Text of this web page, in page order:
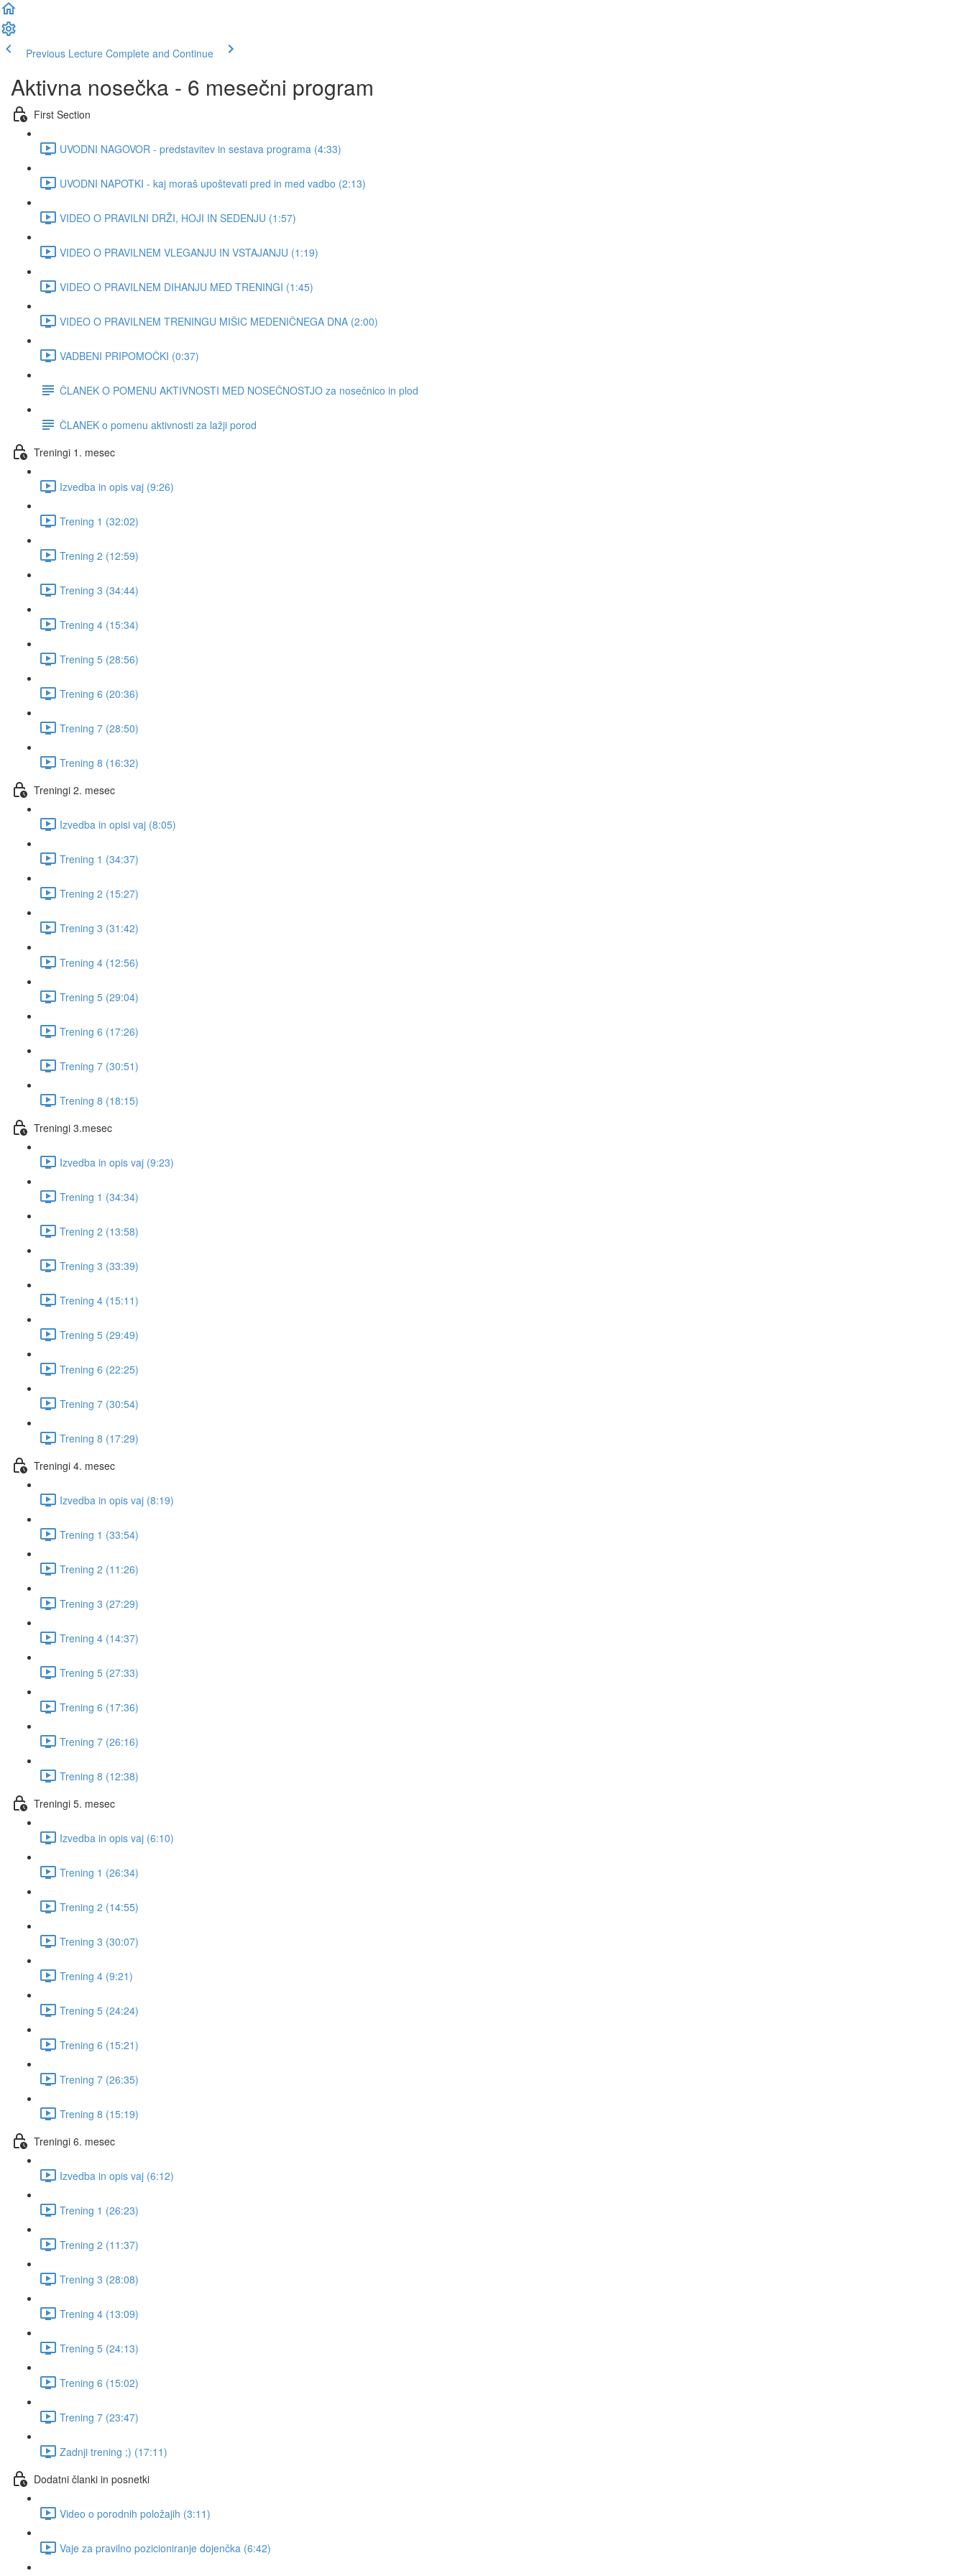
Previous Lecture Complete and Continue
Aktivna nosečka - 6 mesečni program
First Section
UVODNI NAGOVOR - predstavitev in sestava programa (4:33)
UVODNI NAPOTKI - kaj moraš upoštevati pred in med vadbo (2:13)
VIDEO O PRAVILNI DRŽI, HOJI IN SEDENJU (1:57)
VIDEO O PRAVILNEM VLEGANJU IN VSTAJANJU (1:19)
VIDEO O PRAVILNEM DIHANJU MED TRENINGI (1:45)
VIDEO O PRAVILNEM TRENINGU MIŠIC MEDENIČNEGA DNA (2:00)
VADBENI PRIPOMOČKI (0:37)
ČLANEK O POMENU AKTIVNOSTI MED NOSEČNOSTJO za nosečnico in plod
ČLANEK o pomenu aktivnosti za lažji porod
Treningi 1. mesec
Izvedba in opis vaj (9:26)
Trening 1 (32:02)
Trening 2 (12:59)
Trening 3 (34:44)
Trening 4 (15:34)
Trening 5 (28:56)
Trening 6 (20:36)
Trening 7 (28:50)
Trening 8 (16:32)
Treningi 2. mesec
Izvedba in opisi vaj (8:05)
Trening 1 (34:37)
Trening 2 (15:27)
Trening 3 (31:42)
Trening 4 (12:56)
Trening 5 (29:04)
Trening 6 (17:26)
Trening 7 (30:51)
Trening 8 (18:15)
Treningi 3.mesec
Izvedba in opis vaj (9:23)
Trening 1 (34:34)
Trening 2 (13:58)
Trening 3 (33:39)
Trening 4 (15:11)
Trening 5 (29:49)
Trening 6 (22:25)
Trening 7 (30:54)
Trening 8 (17:29)
Treningi 4. mesec
Izvedba in opis vaj (8:19)
Trening 1 (33:54)
Trening 2 (11:26)
Trening 3 (27:29)
Trening 4 (14:37)
Trening 5 (27:33)
Trening 6 (17:36)
Trening 7 (26:16)
Trening 8 (12:38)
Treningi 5. mesec
Izvedba in opis vaj (6:10)
Trening 1 (26:34)
Trening 2 (14:55)
Trening 3 (30:07)
Trening 4 (9:21)
Trening 5 (24:24)
Trening 6 (15:21)
Trening 7 (26:35)
Trening 8 (15:19)
Treningi 6. mesec
Izvedba in opis vaj (6:12)
Trening 1 (26:23)
Trening 2 (11:37)
Trening 3 (28:08)
Trening 4 (13:09)
Trening 5 (24:13)
Trening 6 (15:02)
Trening 7 (23:47)
Zadnji trening ;) (17:11)
Dodatni članki in posnetki
Video o porodnih položajih (3:11)
Vaje za pravilno pozicioniranje dojenčka (6:42)